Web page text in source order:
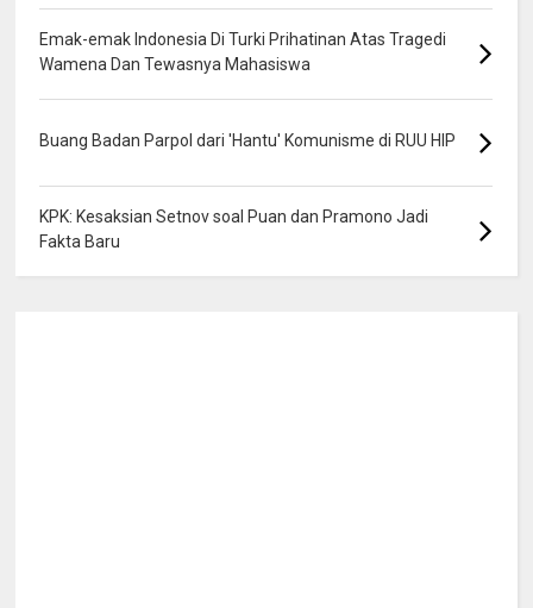
Emak-emak Indonesia Di Turki Prihatinan Atas Tragedi
Wamena Dan Tewasnya Mahasiswa
Buang Badan Parpol dari 'Hantu' Komunisme di RUU HIP
KPK: Kesaksian Setnov soal Puan dan Pramono Jadi
Fakta Baru